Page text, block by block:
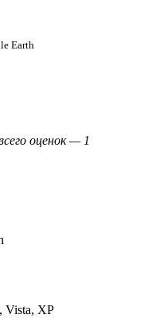
Earth
оценок — 1
Vista, XP